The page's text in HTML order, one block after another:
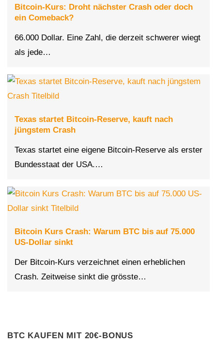
Bitcoin-Kurs: Droht nächster Crash oder doch
ein Comeback?
66.000 Dollar. Eine Zahl, die derzeit schwerer wiegt
als jede…
Texas startet Bitcoin-Reserve, kauft nach
jüngstem Crash
Texas startet eine eigene Bitcoin-Reserve als erster
Bundesstaat der USA.…
Bitcoin Kurs Crash: Warum BTC bis auf 75.000
US-Dollar sinkt
Der Bitcoin-Kurs verzeichnet einen erheblichen
Crash. Zeitweise sinkt die grösste…
BTC KAUFEN MIT 20€-BONUS